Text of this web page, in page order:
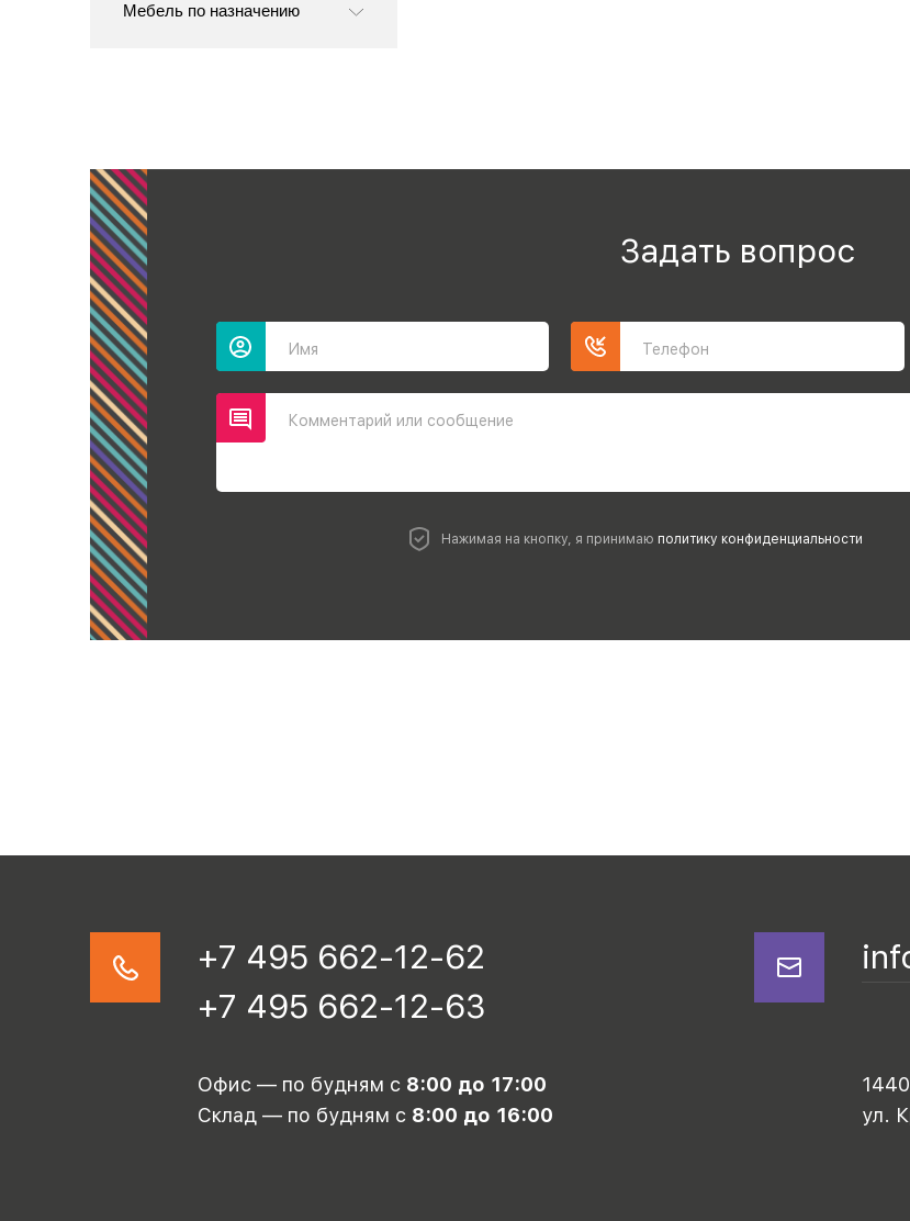
Мебель по назначению
Задать вопрос
Имя Телефон
Комментарий или сообщение
Нажимая на кнопку, я принимаю политику конфиденциальности
+7 495 662-12-62
+7 495 662-12-63
Офис — по будням с 8:00 до 17:00
Склад — по будням с 8:00 до 16:00
ул.